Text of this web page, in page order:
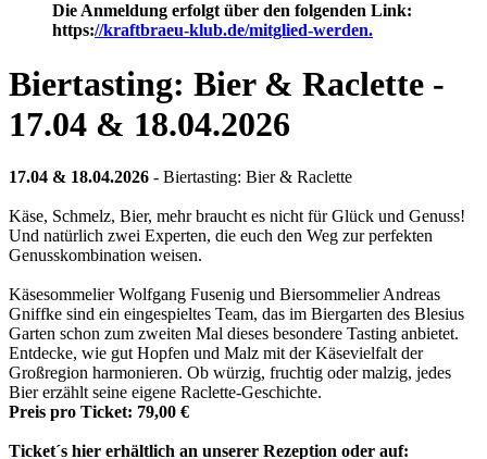
Die Anmeldung erfolgt über den folgenden Link:
https://kraftbraeu-klub.de/mitglied-werden.
Biertasting: Bier & Raclette -
17.04 & 18.04.2026
17.04 & 18.04.2026 - Biertasting: Bier & Raclette
Käse, Schmelz, Bier, mehr braucht es nicht für Glück und Genuss!
Und natürlich zwei Experten, die euch den Weg zur perfekten
Genusskombination weisen.
Käsesommelier Wolfgang Fusenig und Biersommelier Andreas
Gniffke sind ein eingespieltes Team, das im Biergarten des Blesius
Garten schon zum zweiten Mal dieses besondere Tasting anbietet.
Entdecke, wie gut Hopfen und Malz mit der Käsevielfalt der
Großregion harmonieren. Ob würzig, fruchtig oder malzig, jedes
Bier erzählt seine eigene Raclette-Geschichte.
Preis pro Ticket: 79,00 €
Ticket´s hier erhältlich an unserer Rezeption oder auf: